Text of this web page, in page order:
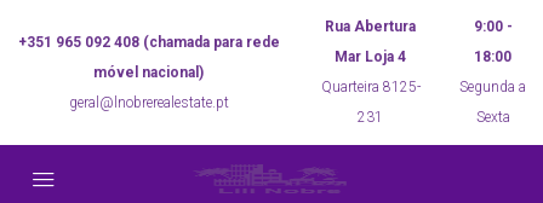
+351 965 092 408 (chamada para rede
móvel nacional)
geral@lnobrerealestate.pt
Rua Abertura
Mar Loja 4
Quarteira 8125-
231
9:00 -
18:00
Segunda a
Sexta